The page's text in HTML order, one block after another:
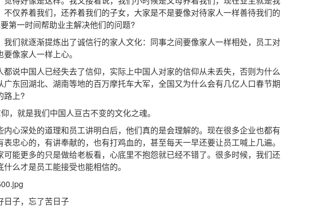
不仅养着我们，还养着我们的子女，大家是不是要像对待家人一样善待我们的
第一时间帮助业主解决他们的问题?
们就逐渐提炼出了诚信行的家人文化：同事之间要像家人一样相处，员工对
像家人一样上心。
说中国人已经失去了信仰，实际上中国人对家的信仰从未丢失，否则为什么
广东回湖北、湖南等地的百万摩托车大军，全国又为什么会有几亿人口春节期
路上?
就是我们中国人亘古不变的文化之魂。
心深处的道理和员工讲明白后，他们真的是会理解的。现在很多企业也都有
表忠心的，有讲奉献的，也有打鸡血的，甚至每天一早还要让员工喊上几遍。
可能更多的只是做给老板看，心底里不抱怨就已经不错了。很多时候，我们还
么才是员工能接受也能相信的。
子，忘了苦日子